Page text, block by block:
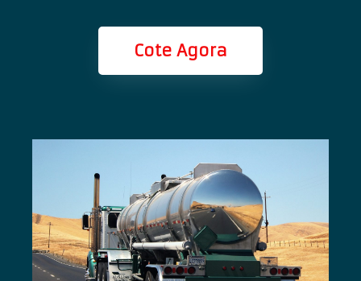
Cote Agora